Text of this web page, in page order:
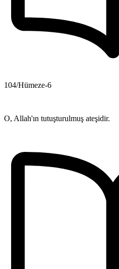
104/Hümeze-6
O, Allah'ın tutuşturulmuş ateşidir.